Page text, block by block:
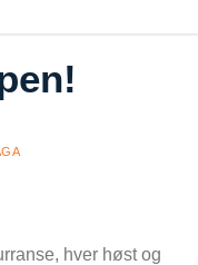
hver høst og